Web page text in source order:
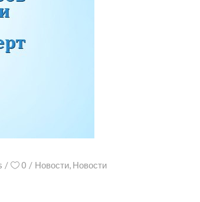
0 Новости, Новости